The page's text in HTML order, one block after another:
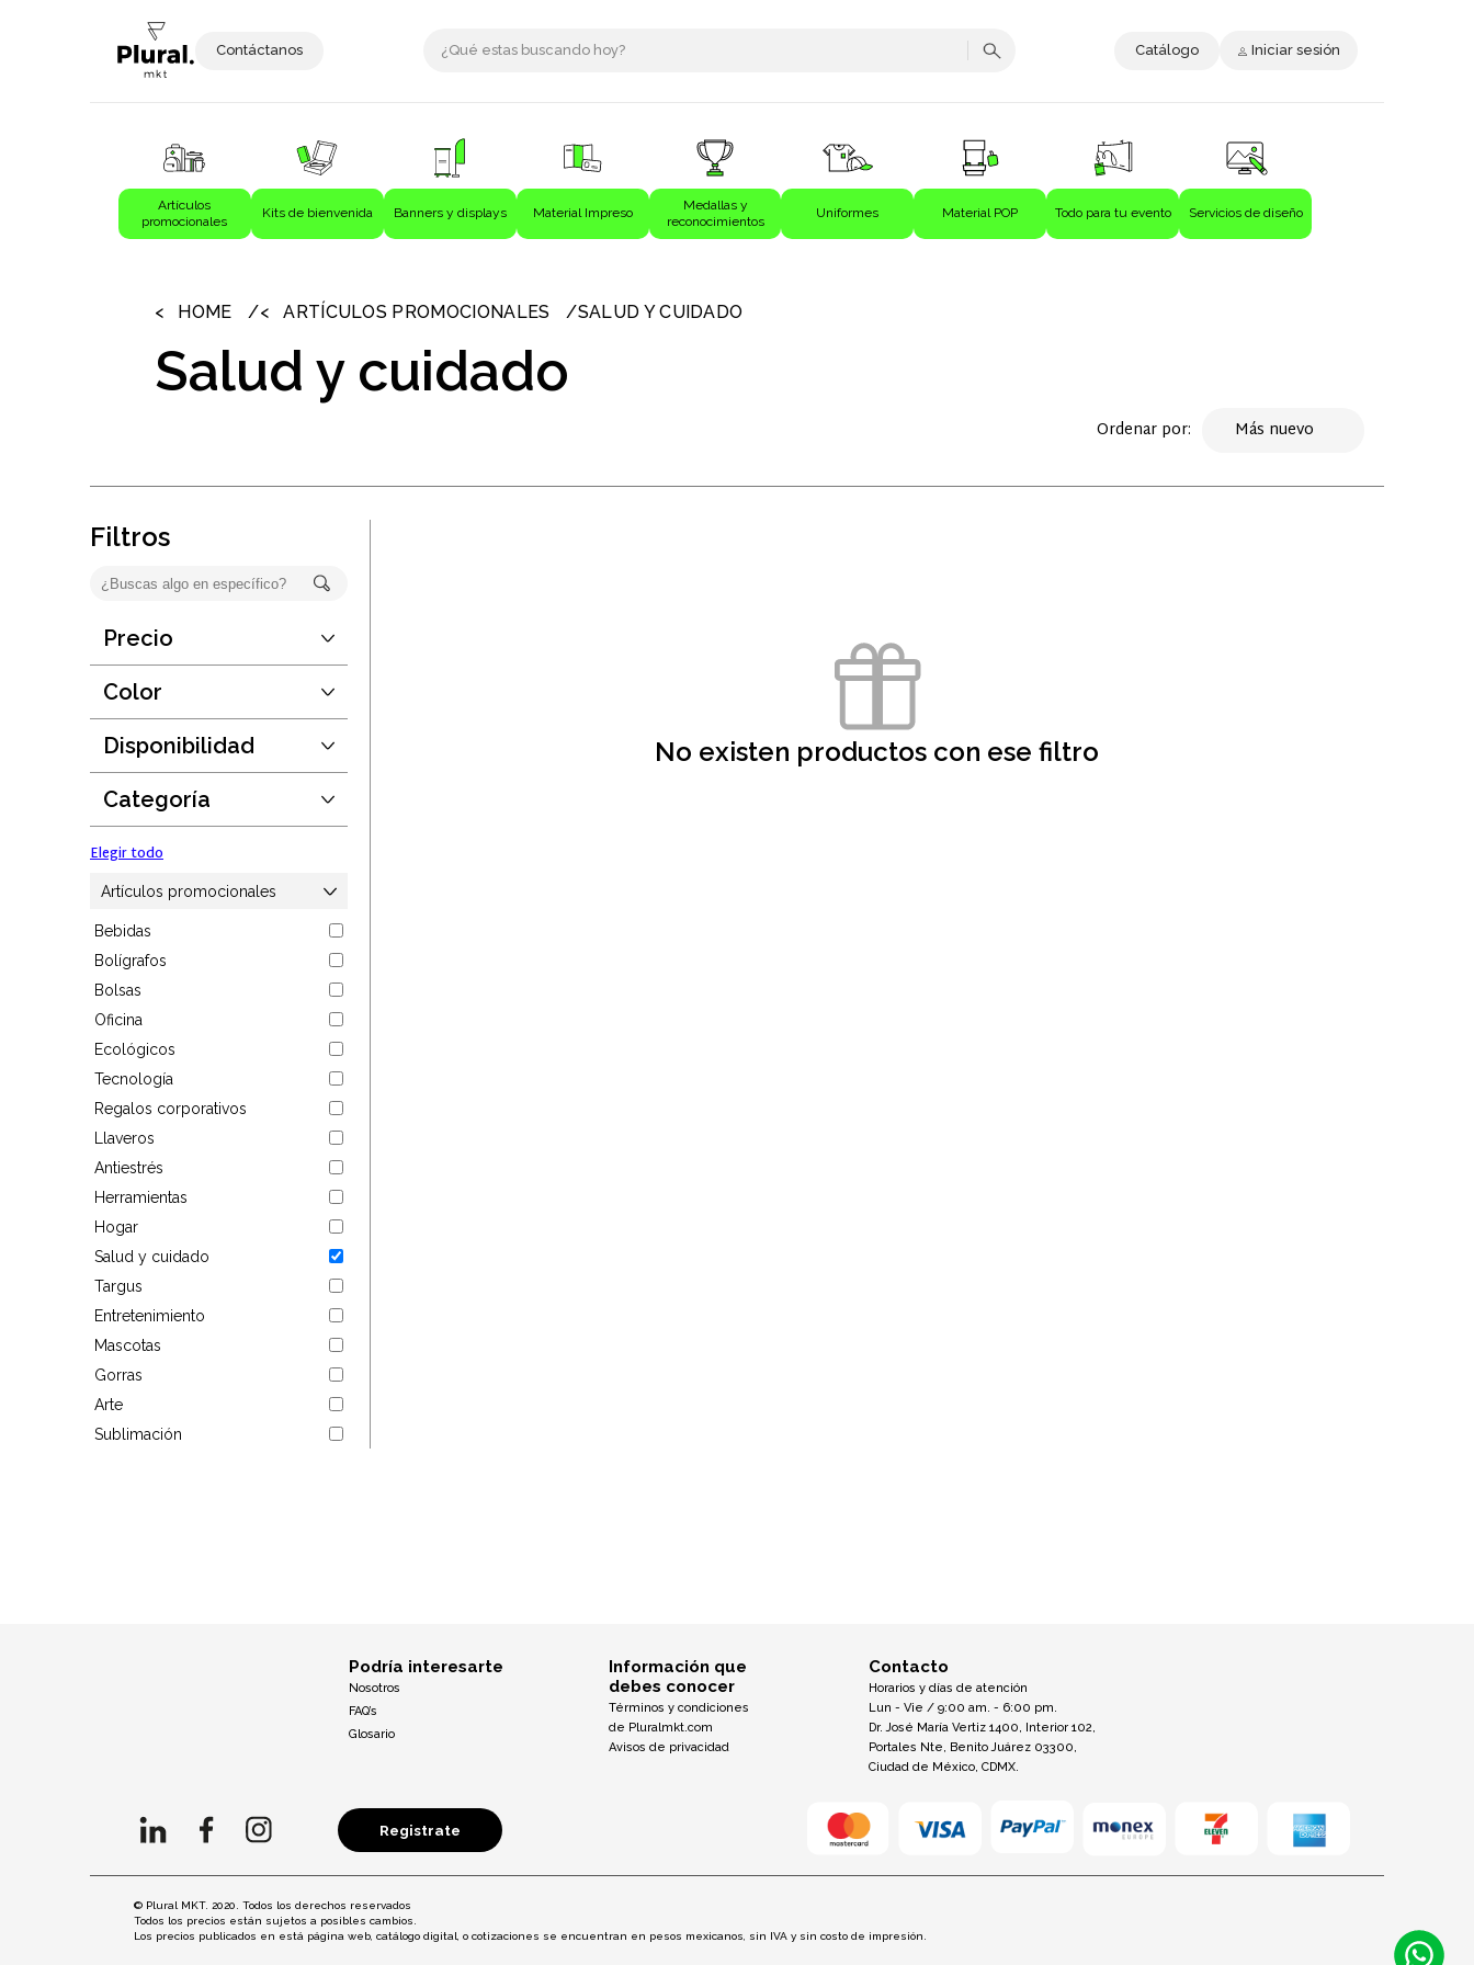
Contáctanos Catálogo Iniciar sesión
Artículos
promocionales
Kits de bienvenida Banners y displays Material Impreso
Medallas y
reconocimientos
Uniformes Material POP Todo para tu evento Servicios de diseño
Bolígrafos
Ecológicos
Regalos corporativos
Llaveros
Antiestrés
Herramientas
Hogar
Salud y cuidado
Targus
Entretenimiento
Mascotas
Gorras
Arte
Sublimación
HOME ARTÍCULOS PROMOCIONALES SALUD Y CUIDADO
Salud y cuidado
Ordenar por:
Filtros
Precio
Hasta:$false
Color
Elegir todo
Disponibilidad
Hasta:190889
Guardar
Categoría
Elegir todo
Artículos promocionales
Bebidas
Bolígrafos
Bolsas
Oficina
Ecológicos
Tecnología
Regalos corporativos
Llaveros
Antiestrés
Herramientas
Hogar
Salud y cuidado
Targus
Entretenimiento
Mascotas
Gorras
Arte
Sublimación
No existen productos con ese filtro
Podría interesarte
Nosotros
FAQ’s
Glosario
Información que
debes conocer
Términos y condiciones
de Pluralmkt.com
Avisos de privacidad
Contacto
Horarios y días de atención
Lun - Vie / 9:00 am. - 6:00 pm.
Dr. José María Vertiz 1400, Interior 102,
Portales Nte, Benito Juárez 03300,
Ciudad de México, CDMX.
Registrate
© Plural MKT. 2020. Todos los derechos reservados
Todos los precios están sujetos a posibles cambios.
Los precios publicados en está página web, catálogo digital, o cotizaciones se encuentran en pesos mexicanos, sin IVA y sin costo de impresión.